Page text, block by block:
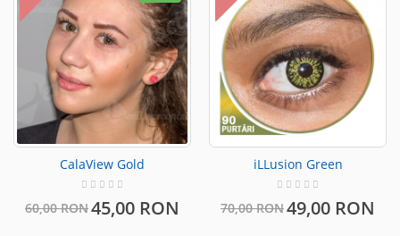
CalaView Gold
60,00 RON45,00 RON
iLLusion Green
70,00 RON49,00 RON